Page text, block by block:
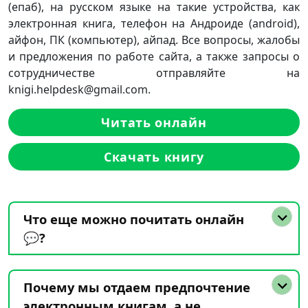
(епаб), на русском языке на такие устройства, как
электронная книга, телефон на Андроиде (android),
айфон, ПК (компьютер), айпад. Все вопросы, жалобы
и предложения по работе сайта, а также запросы о
сотрудничестве отправляйте на
knigi.helpdesk@gmail.com.
Читать онлайн
Скачать книгу
Что еще можно почитать онлайн
💬?
Почему мы отдаем предпочтение